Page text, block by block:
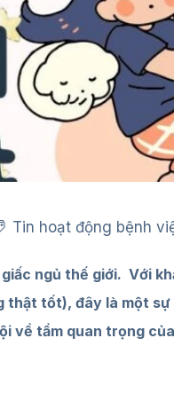
Tin hoạt động bệnh
ngủ thế giới. Với
thật tốt), đây là một
về tầm quan trọng